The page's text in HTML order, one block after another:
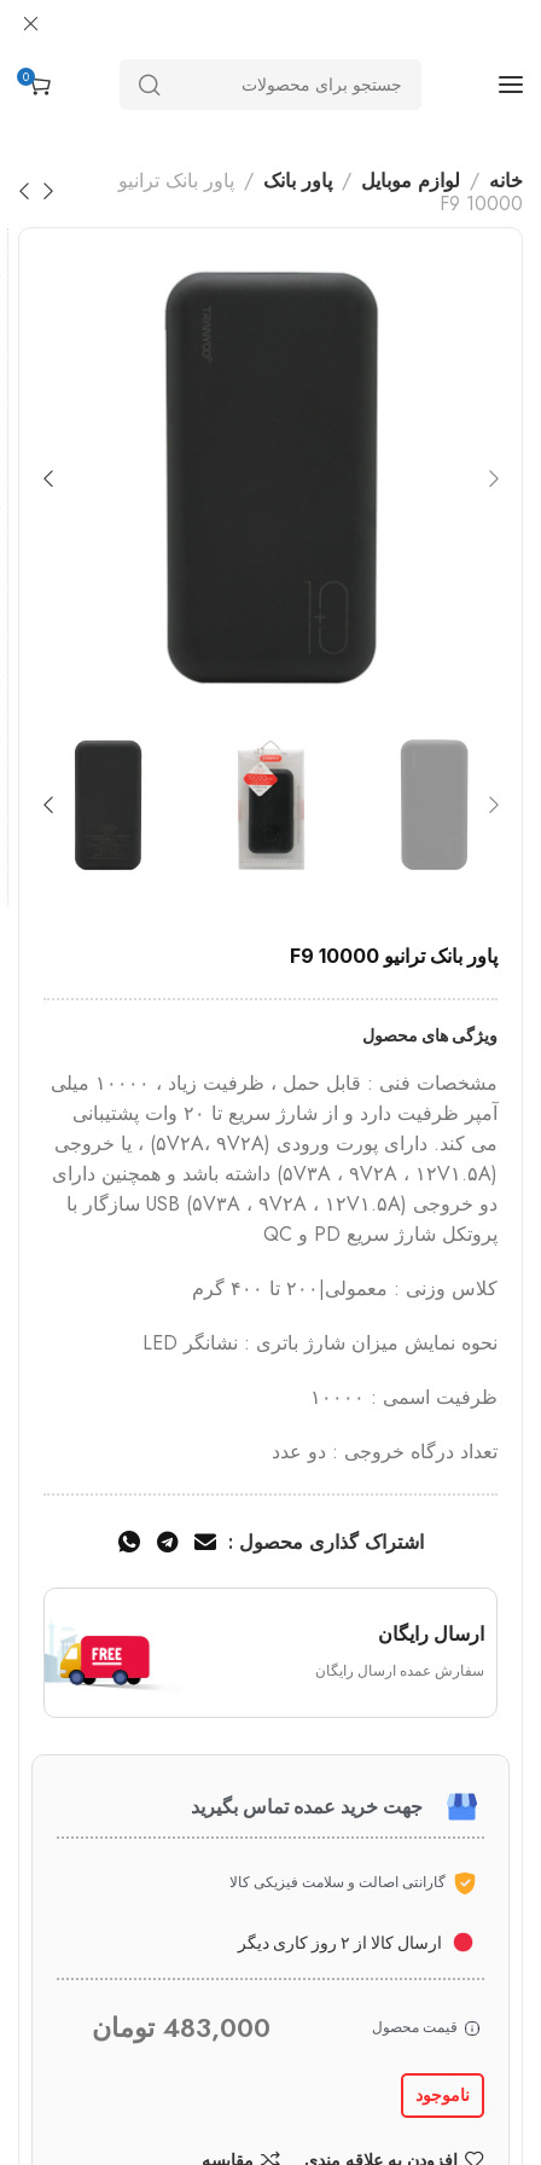
0
خانه لوازم موبایل پاور بانک
پاور بانک ترانیو
F9 10000
پاور بانک ترانیو F9 10000
ویژگی های محصول
مشخصات فنی : قابل حمل ، ظرفیت زیاد ، ۱۰۰۰۰ میلی
آمپر ظرفیت دارد و از شارژ سریع تا ۲۰ وات پشتیبانی
می کند. دارای پورت ورودی (۵V۲A، ۹V۲A) ، یا خروجی
(۵V۳A ، ۹V۲A ، ۱۲V۱.۵A) داشته باشد و همچنین دارای
دو خروجی USB (۵V۳A ، ۹V۲A ، ۱۲V۱.۵A) سازگار با
پروتکل شارژ سریع PD و QC
کلاس وزنی : معمولی|۲۰۰ تا ۴۰۰ گرم
نحوه نمایش میزان شارژ باتری : نشانگر LED
ظرفیت اسمی : ۱۰۰۰۰
تعداد درگاه خروجی : دو عدد
اشتراک گذاری محصول :
ارسال رایگان
سفارش عمده ارسال رایگان
جهت خرید عمده تماس بگیرید
گارانتی اصالت و سلامت فیزیکی کالا
ارسال کالا از ۲ روز کاری دیگر
قیمت محصول 483,000 تومان
ناموجود
افزودن به علاقه مندی مقایسه